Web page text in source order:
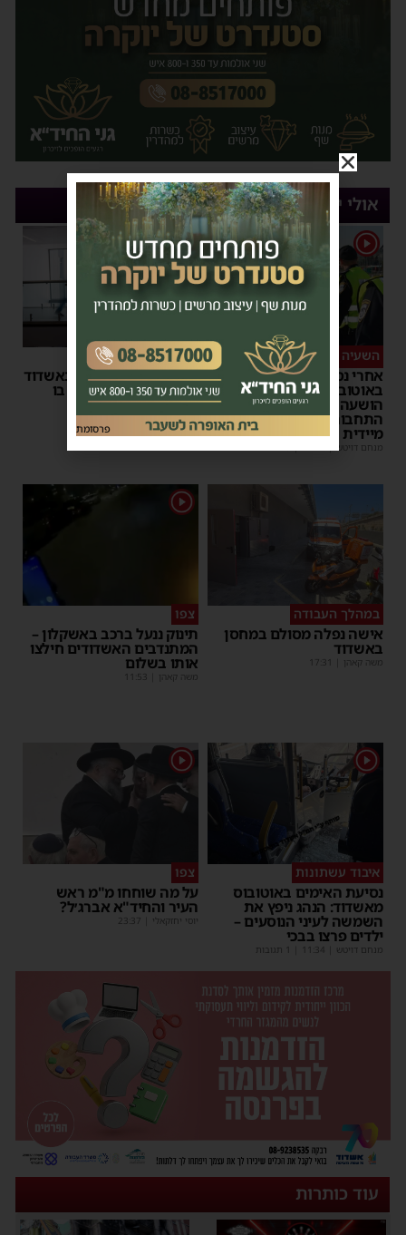
אולי יעניין אותך
1
השעיה מיידית
אחרי נסיעת האימים
באוטובוס מאשדוד: הנהג
הושעה מתפקידו – משרד
התחבורה הורה על בדיקה
מיידית
מנחם דויטש
ליבו שב לפעום
אדם התמוטט בביתו באשדוד
– כוחות ההצלה ביצעו בו
פעולות החייאה
מנחם דויטש |
17:35
במהלך העבודה
אישה נפלה מסולם במחסן
באשדוד
משה קאהן 17:31
1
צפו
תינוק ננעל ברכב באשקלון –
המתנדבים האשדודים חילצו
אותו בשלום
משה קאהן 11:53
1
איבוד עשתונות
נסיעת האימים באוטובוס
מאשדוד: הנהג ניפץ את
השמשה לעיני הנוסעים –
ילדים פרצו בבכי
מנחם דויטש 11:34
1
צפו
על מה שוחחו מ"מ ראש
העיר והחיד"א אברג׳ל?
יוסי יחזקאלי 23:37
עוד כותרות
פרסומת